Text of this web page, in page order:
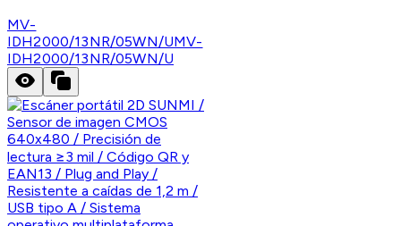
MV-
IDH2000/13NR/05WN/UMV-
IDH2000/13NR/05WN/U